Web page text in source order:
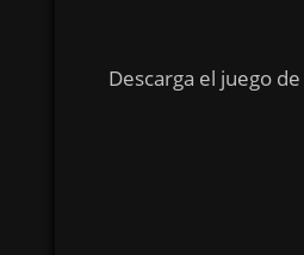
Descarga el juego